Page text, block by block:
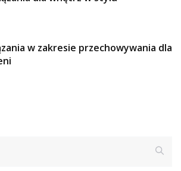
w zakresie przechowywania dla